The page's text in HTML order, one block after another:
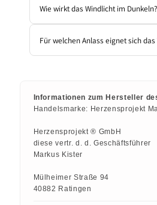
Ja, beide Angaben kannst
im Design Tool
Wie wirkt das Windlicht im Dunkeln?
Durch die
schimmert der Schriftzug
Für welchen Anlass eignet sich das
liebevolle
Informationen zum Hersteller
Handelsmarke: Herzensprojekt
Herzensprojekt ® GmbH
diese vertr. d. d. Geschäftsführer
Markus Kister
Mülheimer Straße 94
40882 Ratingen